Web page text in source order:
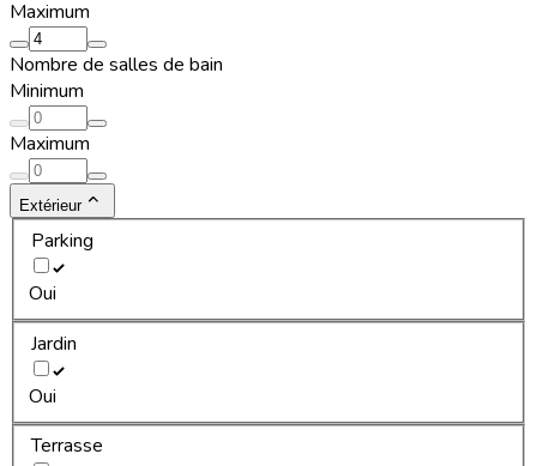
Maximum
Nombre de salles de bain
Minimum
Maximum
Extérieur
Parking
Oui
Jardin
Oui
Terrasse